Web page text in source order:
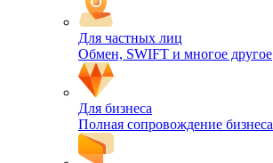
Для частных лиц
Обмен, SWIFT и многое другое
Для бизнеса
Полная сопровождение бизнеса